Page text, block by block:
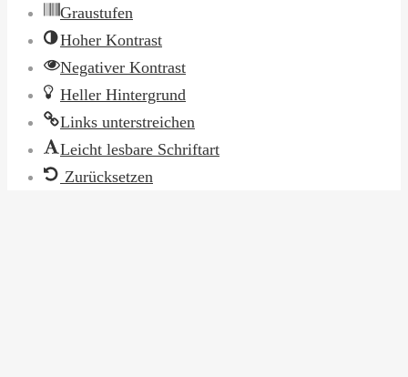
Graustufen
Hoher Kontrast
Negativer Kontrast
Heller Hintergrund
Links unterstreichen
Leicht lesbare Schriftart
Zurücksetzen